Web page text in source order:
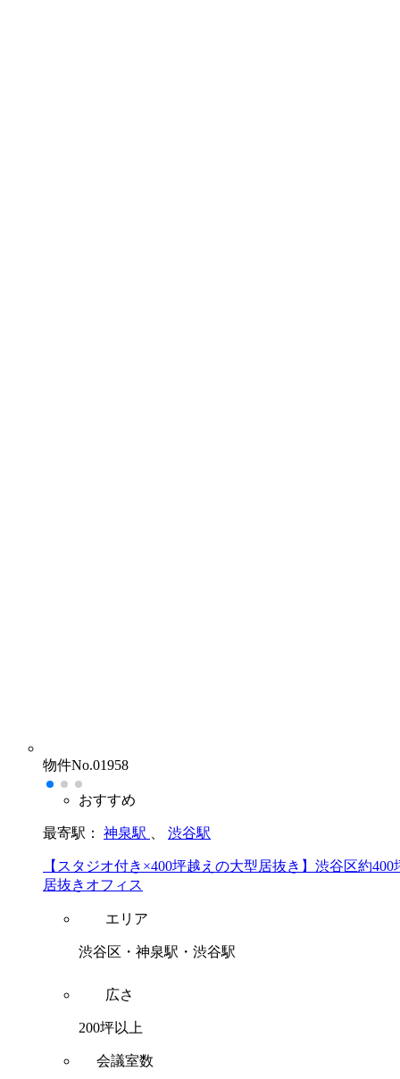
物件No.01958
おすすめ
最寄駅： 神泉駅 、 渋谷駅
【スタジオ付き×400坪越えの大型居抜き】渋谷区約400
居抜きオフィス
エリア
渋谷区・神泉駅・渋谷駅
広さ
200坪以上
会議室数